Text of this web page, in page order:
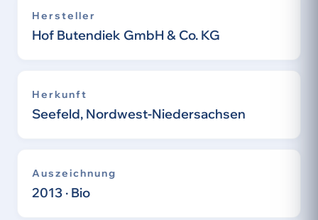
Hersteller
Hof Butendiek GmbH & Co. KG
Herkunft
Seefeld, Nordwest-Niedersachsen
Auszeichnung
2013 · Bio